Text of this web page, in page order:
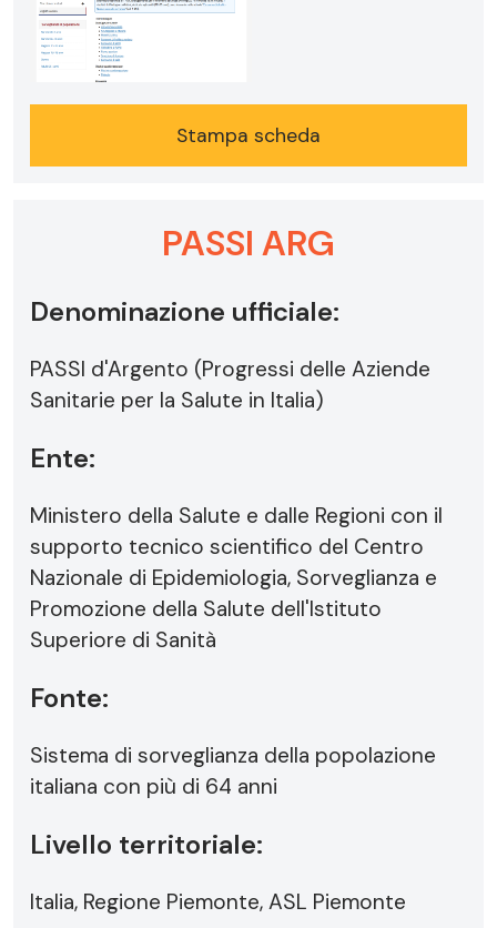
Stampa scheda
PASSI ARG
Denominazione ufficiale:
PASSI d'Argento (Progressi delle Aziende
Sanitarie per la Salute in Italia)
Ente:
Ministero della Salute e dalle Regioni con il
supporto tecnico scientifico del Centro
Nazionale di Epidemiologia, Sorveglianza e
Promozione della Salute dell'Istituto
Superiore di Sanità
Fonte:
Sistema di sorveglianza della popolazione
italiana con più di 64 anni
Livello territoriale:
Italia, Regione Piemonte, ASL Piemonte